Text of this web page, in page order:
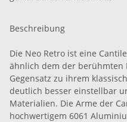
Beschreibung
Die Neo Retro ist eine
ähnlich dem der berühmten
Gegensatz zu ihrem
deutlich besser einstellbar
Materialien. Die Arme der
hochwertigem 6061